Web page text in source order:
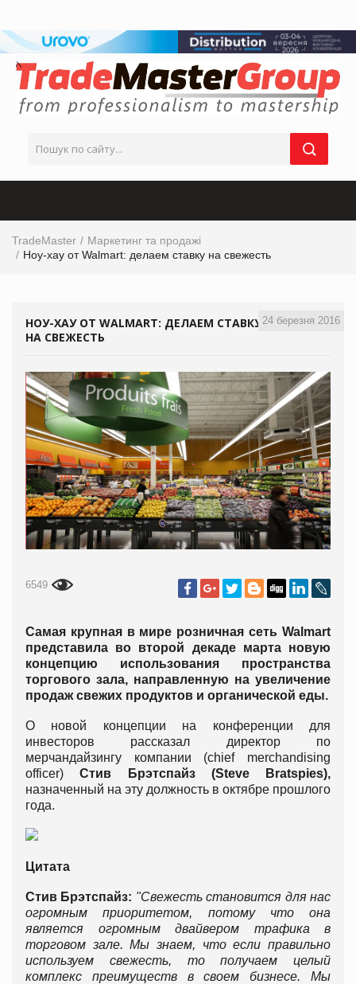
TradeMaster
Маркетинг та продажі
Ноу-хау от Walmart: делаем ставку на свежесть
24 березня 2016
НОУ-ХАУ ОТ WALMART: ДЕЛАЕМ СТАВКУ
НА СВЕЖЕСТЬ
6549
Самая крупная в мире розничная сеть Walmart
представила во второй декаде марта новую
концепцию использования пространства
торгового зала, направленную на увеличение
продаж свежих продуктов и органической еды.
О новой концепции на конференции для
инвесторов рассказал директор по
мерчандайзингу компании (chief merchandising
officer)Стив Брэтспайз (Steve Bratspies),
назначенный на эту должность в октябре прошлого
года.
Цитата
Стив Брэтспайз: "Свежесть становится для нас
огромным приоритетом, потому что она
является огромным двайвером трафика в
торговом зале. Мы знаем, что если правильно
используем свежесть, то получаем целый
комплекс преимуществ в своем бизнесе. Мы